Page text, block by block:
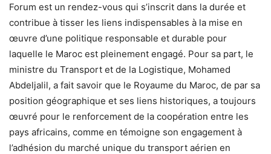
Forum est un rendez-vous qui s’inscrit dans la durée et
contribue à tisser les liens indispensables à la mise en
œuvre d’une politique responsable et durable pour
laquelle le Maroc est pleinement engagé. Pour sa part, le
ministre du Transport et de la Logistique, Mohamed
Abdeljalil, a fait savoir que le Royaume du Maroc, de par sa
position géographique et ses liens historiques, a toujours
œuvré pour le renforcement de la coopération entre les
pays africains, comme en témoigne son engagement à
l’adhésion du marché unique du transport aérien en